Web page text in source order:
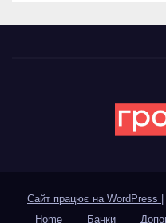
Сайт працює на WordPress
Home
Банки